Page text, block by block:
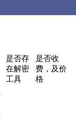
是否存
在解密
工具
是否收
费，及价
格